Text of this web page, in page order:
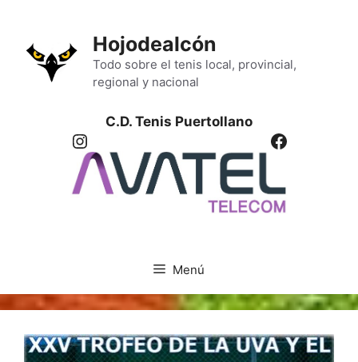
contenido
Hojodealcón
Todo sobre el tenis local, provincial,
regional y nacional
C.D. Tenis Puertollano
Instagram Facebook
Menú